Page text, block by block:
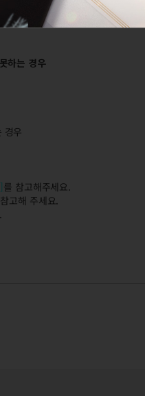
하는 경우
경우
를 참고해주세요.
고해 주세요.